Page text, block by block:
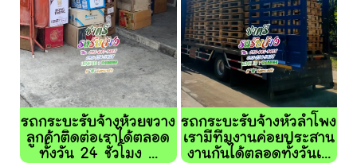
รถกระบะรับจ้างห้วยขวาง
ลูกค้าติดต่อเราได้ตลอด
ทั้งวัน 24 ชั่วโมง ...
รถกระบะรับจ้างหัวลำโพง
เรามีทีมงานค่อยประสาน
งานกันได้ตลอดทั้งวันเ...